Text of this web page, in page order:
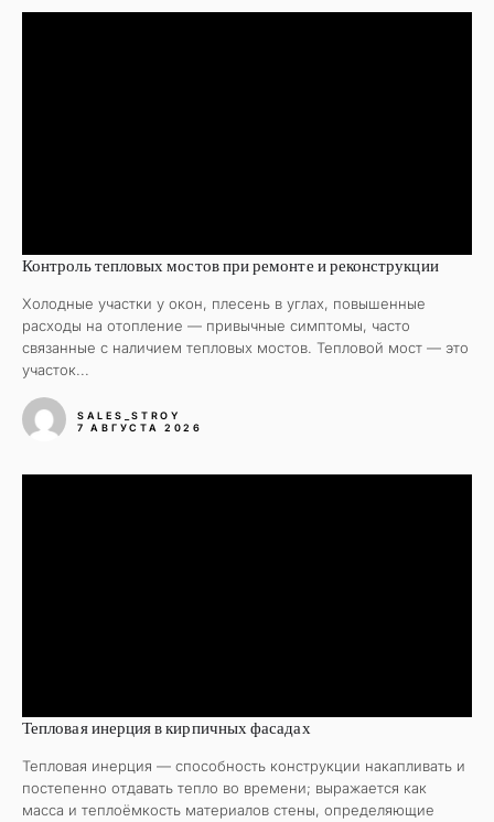
Контроль тепловых мостов при ремонте и реконструкции
Холодные участки у окон, плесень в углах, повышенные
расходы на отопление — привычные симптомы, часто
связанные с наличием тепловых мостов. Тепловой мост — это
участок...
SALES_STROY
7 АВГУСТА 2026
Тепловая инерция в кирпичных фасадах
Тепловая инерция — способность конструкции накапливать и
постепенно отдавать тепло во времени; выражается как
масса и теплоёмкость материалов стены, определяющие